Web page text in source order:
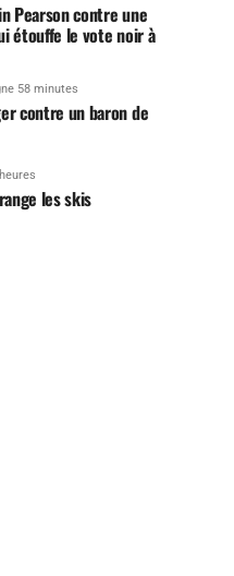
Pearson contre une
étouffe le vote noir à
58 minutes
contre un baron de
les skis